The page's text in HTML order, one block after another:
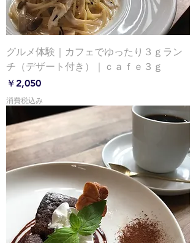
グルメ体験｜カフェでゆったり３ｇラン
チ（デザート付き）｜ｃａｆｅ３ｇ
価格
￥2,050
消費税込み